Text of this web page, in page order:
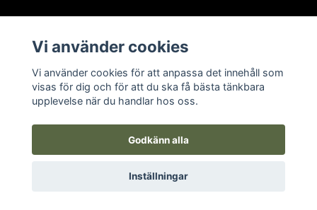
Köpvillkor
Kontakt
© 2026 Folkmusikens hus–Powered by Quickbutik
Vi använder cookies
Vi använder cookies för att anpassa det innehåll som
visas för dig och för att du ska få bästa tänkbara
upplevelse när du handlar hos oss.
Godkänn alla
Inställningar